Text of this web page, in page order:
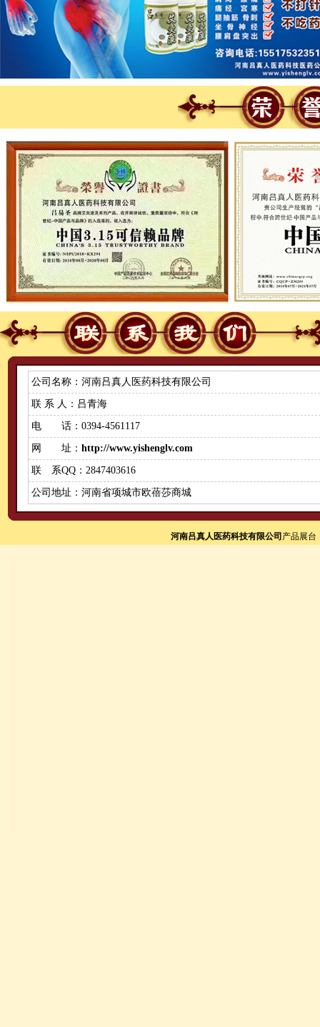
公司名称：河南吕真人医药科技有限公司
联 系 人：吕青海
电 话：0394-4561117
网 址： http://www.yishenglv.com
联 系QQ：2847403616
公司地址：河南省项城市欧蓓莎商城
河南吕真人医药科技有限公司 产品展台